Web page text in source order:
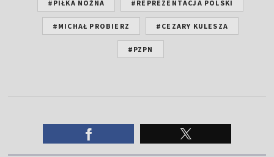
#PIŁKA NOŻNA #REPREZENTACJA POLSKI
#MICHAŁ PROBIERZ #CEZARY KULESZA
#PZPN